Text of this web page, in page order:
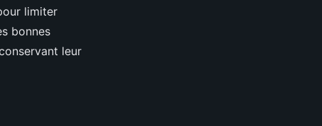
limiter
bonnes
leur